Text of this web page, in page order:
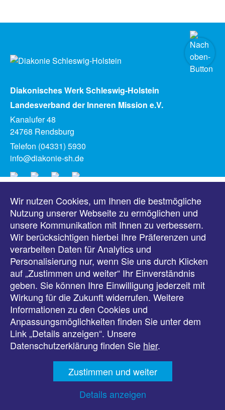
Diakonisches Werk Schleswig-Holstein
Landesverband der Inneren Mission e.V.
Kanalufer 48
24768 Rendsburg
Telefon (04331) 5930
info@diakonie-sh.de
Meldungen
Veranstaltungen
Downloads
Presse
Karriere
Kontakt
Datenschutz
Wir nutzen Cookies, um Ihnen die bestmögliche
Nutzung unserer Webseite zu ermöglichen und
unsere Kommunikation mit Ihnen zu verbessern.
Wir berücksichtigen hierbei Ihre Präferenzen und
verarbeiten Daten für Analytics und
Personalisierung nur, wenn Sie uns durch Klicken
auf „Zustimmen und weiter“ Ihr Einverständnis
geben. Sie können Ihre Einwilligung jederzeit mit
Wirkung für die Zukunft widerrufen. Weitere
Informationen zu den Cookies und
Anpassungsmöglichkeiten finden Sie unter dem
Link „Details anzeigen“. Unsere
Datenschutzerklärung finden Sie hier.
Zustimmen und weiter
Details anzeigen